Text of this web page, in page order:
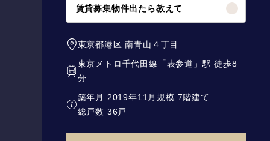
賃貸募集物件出たら教えて
東京都港区 南青山４丁目
東京メトロ千代田線
「表参道 」駅 徒歩8
分
築年月 2019年11月規模 7階建て
総戸数 36戸